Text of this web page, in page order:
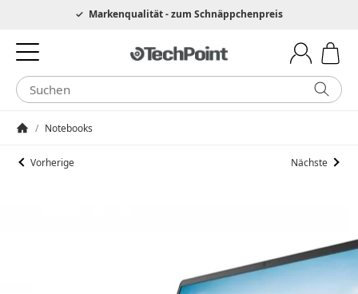
Hotline 0049 6205 3079975Markenqualität - zum Schnäppchenpreis
/ Notebooks
Vorherige Nächste